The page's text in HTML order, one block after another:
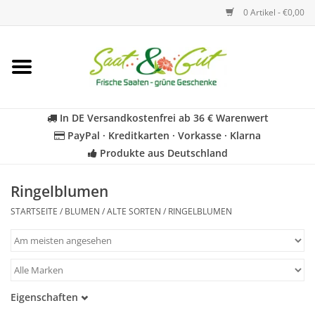
0 Artikel - €0,00
Startseite
Kräuter
Für Kinder
Geschenkideen
In DE Versandkostenfrei ab 36 € Warenwert
PayPal · Kreditkarten · Vorkasse · Klarna
Produkte aus Deutschland
Ringelblumen
STARTSEITE / BLUMEN /ALTE SORTEN / RINGELBLUMEN
Eigenschaften